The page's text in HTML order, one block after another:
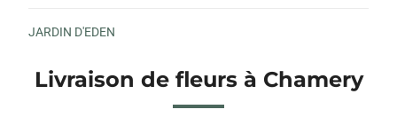
JARDIN D'EDEN
51190 AVIZE
Livraison de fleurs à Chamery